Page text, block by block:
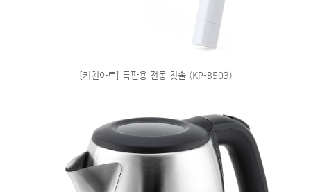
[키친아트] 특판용 전동 칫솔 (KP-B503)